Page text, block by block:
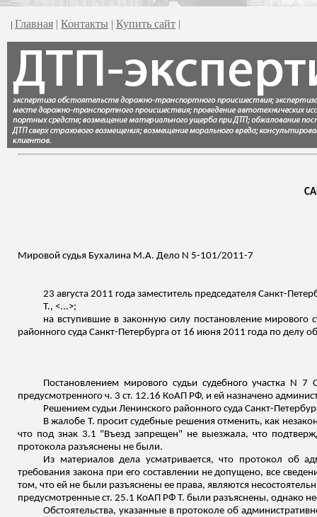
| Главная | Контакты | Купить сайт |
Мировой судья Бухалина М.А. Дело N 5-101/2011-7
23 августа 2011 года заместитель председателя Санкт-
Т., <...>;
на вступившие в законную силу постановление мирового
районного суда Санкт-Петербурга от 16 июня 2011 года по
Постановлением мирового судьи судебного участка N
предусмотренного ч. 3 ст. 12.16 КоАП РФ, и ей назначено
Решением судьи Ленинского районного суда Санкт-
В жалобе Т. просит судебные решения отменить, как
что под знак 3.1 "Въезд запрещен" не выезжала, что
протокола разъяснены не были.
Из материалов дела усматривается, что протокол об
требования закона при его составлении не допущено, все
том, что ей не были разъяснены ее права, являются
предусмотренные ст. 25.1 КоАП РФ Т. были разъяснены, однако
Обстоятельства, указанные в протоколе об